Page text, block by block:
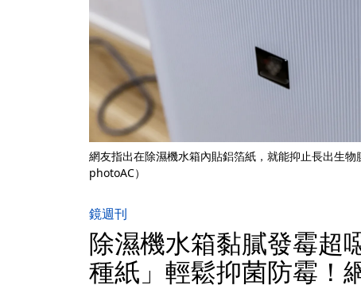
網友指出在除濕機水箱內貼鋁箔紙，就能抑止長出生物
photoAC）
鏡週刊
除濕機水箱黏膩發霉
種紙」輕鬆抑菌防霉！